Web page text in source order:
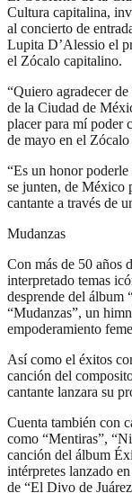
Cultura capitalina,
al concierto de
Lupita D’Alessio el
el Zócalo capitalino.
“Quiero agradecer
de la Ciudad de
placer para mí poder
de mayo en el
“Es un honor poderle
se junten, de México
cantante a través de
Mudanzas
Con más de 50 años
interpretado temas
desprende del álbum
“Mudanzas”, un
empoderamiento
Así como el éxitos
canción del
cantante lanzara su
Cuenta también con
como “Mentiras”,
canción del álbum
intérpretes lanzado
de “El Divo de